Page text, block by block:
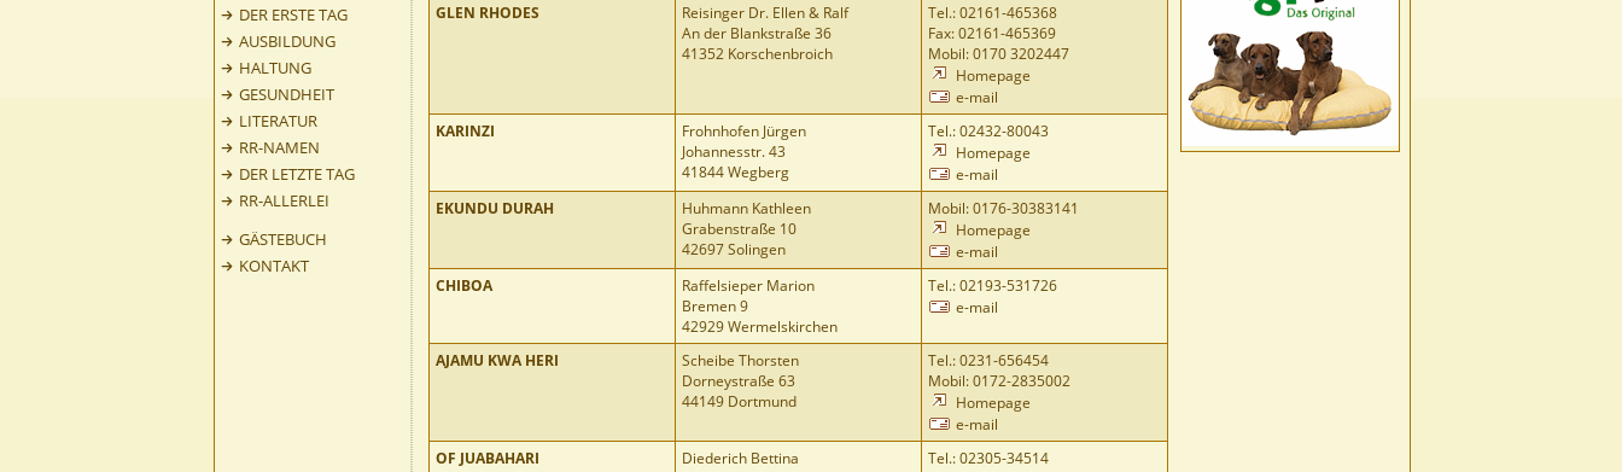
DER ERSTE TAG
AUSBILDUNG
HALTUNG
GESUNDHEIT
LITERATUR
RR-NAMEN
DER LETZTE TAG
RR-ALLERLEI
GÄSTEBUCH
KONTAKT
GLEN RHODES
Reisinger Dr. Ellen & Ralf
An der Blankstraße 36
41352 Korschenbroich
Tel.: 02161-465368
Fax: 02161-465369
Mobil: 0170 3202447
Homepage
e-mail
KARINZI
Frohnhofen Jürgen
Johannesstr. 43
41844 Wegberg
Tel.: 02432-80043
Homepage
e-mail
EKUNDU DURAH
Huhmann Kathleen
Grabenstraße 10
42697 Solingen
Mobil: 0176-30383141
Homepage
e-mail
CHIBOA
Raffelsieper Marion
Bremen 9
42929 Wermelskirchen
Tel.: 02193-531726
e-mail
AJAMU KWA HERI
Scheibe Thorsten
Dorneystraße 63
44149 Dortmund
Tel.: 0231-656454
Mobil: 0172-2835002
Homepage
e-mail
OF JUABAHARI
Diederich Bettina
Tel.: 02305-34514